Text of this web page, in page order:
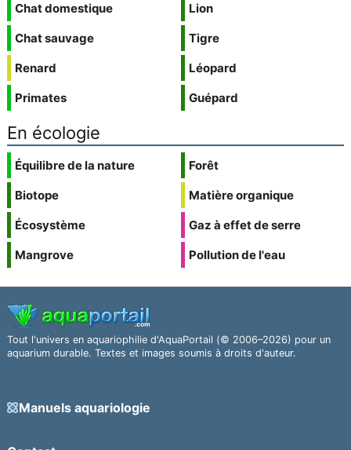
Chat domestique
Chat sauvage
Renard
Primates
Lion
Tigre
Léopard
Guépard
En écologie
Équilibre de la nature
Biotope
Écosystème
Mangrove
Forêt
Matière organique
Gaz à effet de serre
Pollution de l'eau
Tout l'univers en aquariophilie d'AquaPortail (© 2006–2026) pour un
aquarium durable. Textes et images soumis à droits d'auteur.
Manuels aquariologie